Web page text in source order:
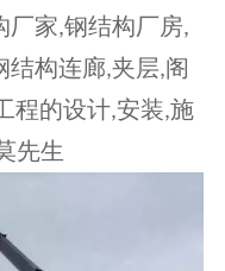
厂家,钢结构厂房,
结构连廊,夹层,阁
程的设计,安装,施
先生